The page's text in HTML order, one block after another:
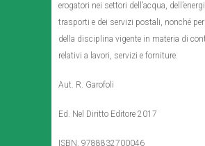
erogatori nei settori dell’acqua,
trasporti e dei servizi postali, nonché
della disciplina vigente in materia di
relativi a lavori, servizi e forniture.
Aut. R. Garofoli
Ed. Nel Diritto Editore 2017
ISBN. 9788832700046